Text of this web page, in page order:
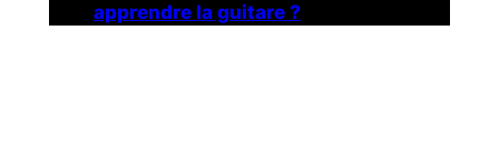
apprendre la guitare ?